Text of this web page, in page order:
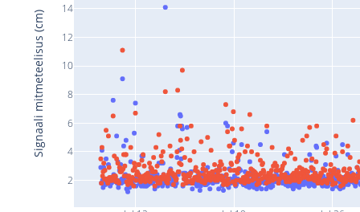
2
4
6
8
10
12
14
Signaali mitmeteelisus (cm)